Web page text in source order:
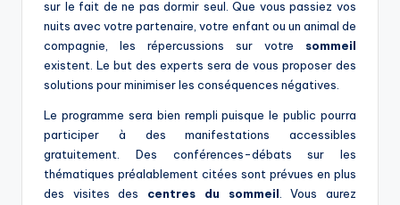
sur le fait de ne pas dormir seul. Que vous passiez vos
nuits avec votre partenaire, votre enfant ou un animal de
compagnie, les répercussions sur votre sommeil
existent. Le but des experts sera de vous proposer des
solutions pour minimiser les conséquences négatives.
Le programme sera bien rempli puisque le public pourra
participer à des manifestations accessibles
gratuitement. Des conférences-débats sur les
thématiques préalablement citées sont prévues en plus
des visites des centres du sommeil. Vous aurez